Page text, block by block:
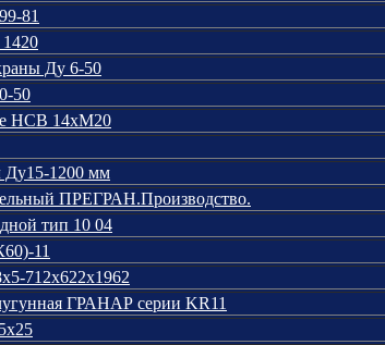
81
Ду 6-50
50
НСВ 14хM20
Ду15-1200 мм
ПРЕГРАН.Производство.
тип 10 04
11
712х622х1962
ГРАНАР серии KR11